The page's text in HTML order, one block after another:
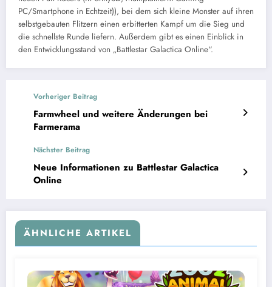
PC/Smartphone in Echtzeit)), bei dem sich kleine Monster auf ihren
selbstgebauten Flitzern einen erbitterten Kampf um die Sieg und
die schnellste Runde liefern. Außerdem gibt es einen Einblick in
den Entwicklungsstand von „Battlestar Galactica Online“.
Vorheriger Beitrag
Farmwheel und weitere Änderungen bei
Farmerama
Nächster Beitrag
Neue Informationen zu Battlestar Galactica
Online
ÄHNLICHE ARTIKEL